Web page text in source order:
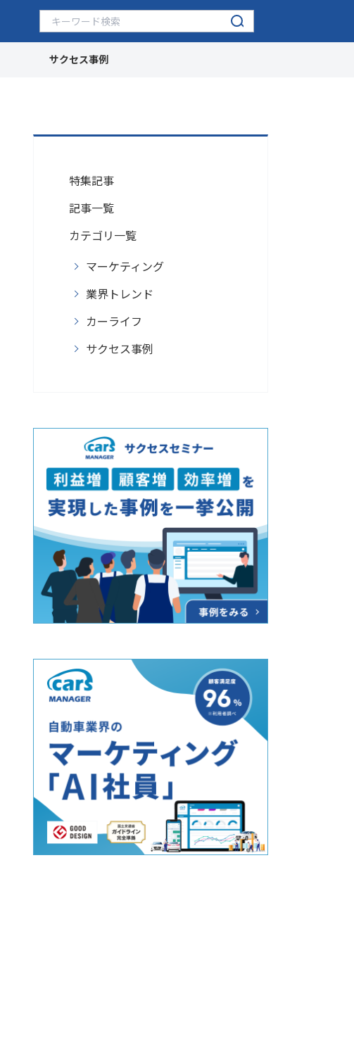
サクセス事例
特集記事
記事一覧
カテゴリ一覧
マーケティング
業界トレンド
カーライフ
サクセス事例